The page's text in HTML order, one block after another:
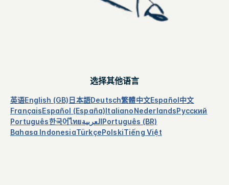
选择其他语言
英语English (GB)日本語Deutsch繁體中文Español中文
FrançaisEspañol (España)ItalianoNederlandsРусский
Português한국어ไทยالعربيةPortuguês (BR)
Bahasa IndonesiaTürkçePolskiTiếng Việt